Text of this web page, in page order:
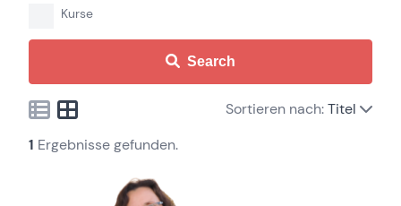
Kurse
Search
Sortieren nach:Titel
1 Ergebnisse gefunden.